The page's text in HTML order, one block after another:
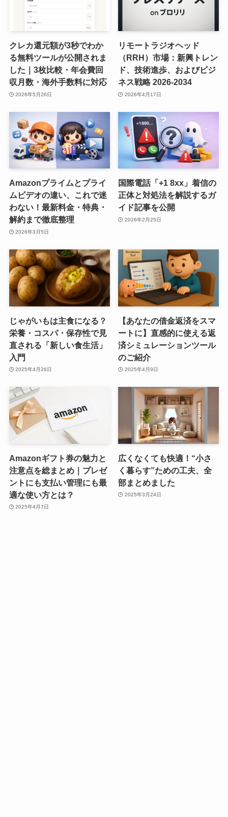
クレカ還元額が3秒でわか
る無料ツールが公開されま
した｜3枚比較・年会費回
収月数・海外手数料に対応
2026年5月26日
リモートラジオヘッド
（RRH）市場：新興トレン
ド、技術進歩、およびビジ
ネス戦略 2026-2034
2026年4月17日
Amazonプライムとプライ
ムビデオの違い、これで迷
わない！最新料金・特典・
解約まで徹底整理
2026年3月5日
国際電話「+1 8xx」着信の
正体と対処法を解説するガ
イド記事を公開
2026年2月25日
じゃがいもは主食になる？
栄養・コスパ・保存性で見
直される「新しい食生活」
入門
2025年4月26日
【あなたの借金返済をスマ
ートに】直感的に使える返
済シミュレーションツール
のご紹介
2025年4月9日
Amazonギフト券の魅力と
注意点を総まとめ｜プレゼ
ントにも支払い管理にも最
適な使い方とは？
2025年4月7日
広くなくても快適！“小さ
く暮らす”ための工夫、全
部まとめました
2025年3月24日